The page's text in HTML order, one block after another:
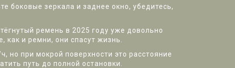
боковые зеркала и заднее окно, убедитесь,
ремень в 2025 году уже довольно
как и ремни, они спасут жизнь.
но при мокрой поверхности это расстояние
путь до полной остановки.